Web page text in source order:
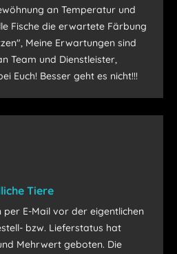
an Temperatur und
Fische die erwartete Färbung
Meine Erwartungen sind
Team und Dienstleister,
Euch! Besser geht es nicht!!!
Tiere
E-Mail vor der eigentlichen
bzw. Lieferstatus hat
Mehrwert geboten. Die